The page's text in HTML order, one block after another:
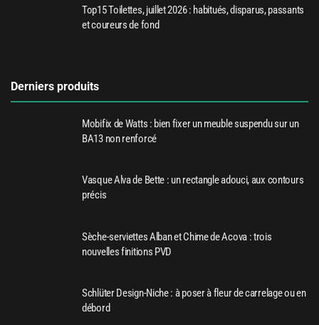
Top15 Toilettes, juillet 2026 : habitués, disparus, passants
et coureurs de fond
Derniers produits
Mobifix de Watts : bien fixer un meuble suspendu sur un
BA13 non renforcé
Vasque Alva de Bette : un rectangle adouci, aux contours
précis
Sèche-serviettes Alban et Chime de Acova : trois
nouvelles finitions PVD
Schlüter Design-Niche : à poser à fleur de carrelage ou en
débord